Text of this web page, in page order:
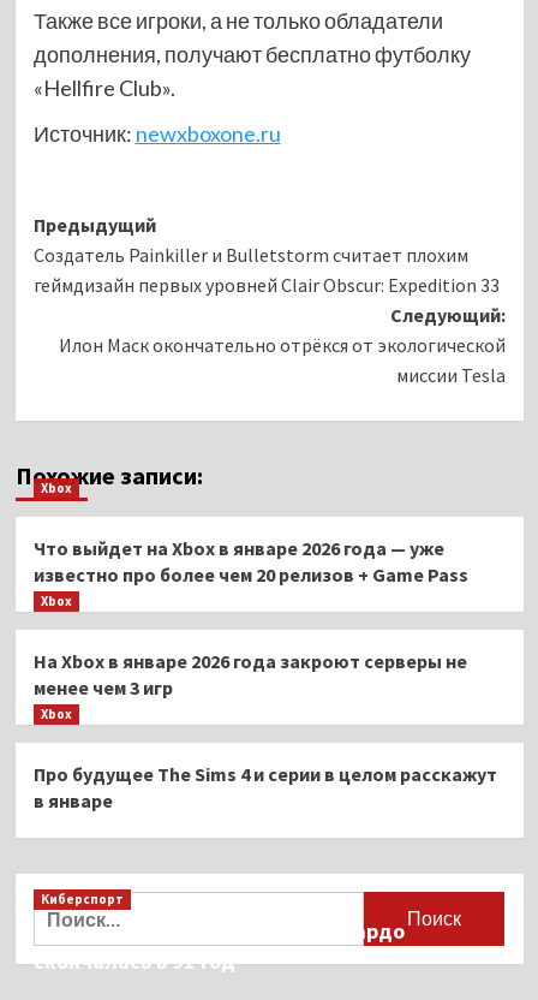
Также ​все игроки, а не только обладатели
дополнения, получают бесплатнофутболку
«Hellfire Club».
Источник: newxboxone.ru
Навигация
записи
Предыдущий
Создатель Painkiller и Bulletstorm считает плохим
геймдизайн первых уровней Clair Obscur: Expedition 33
Следующий:
Илон Маск окончательно отрёкся от экологической
миссии Tesla
Похожие записи:
Xbox
Что выйдет на Xbox в январе 2026 года — уже
известно про более чем 20 релизов + Game Pass
Xbox
На Xbox в январе 2026 года закроют серверы не
менее чем 3 игр
Xbox
Про будущее The Sims 4 и серии в целом расскажут
в январе
Найти:
Киберспорт
Французская актриса Брижит Бардо
скончалась в 91 год